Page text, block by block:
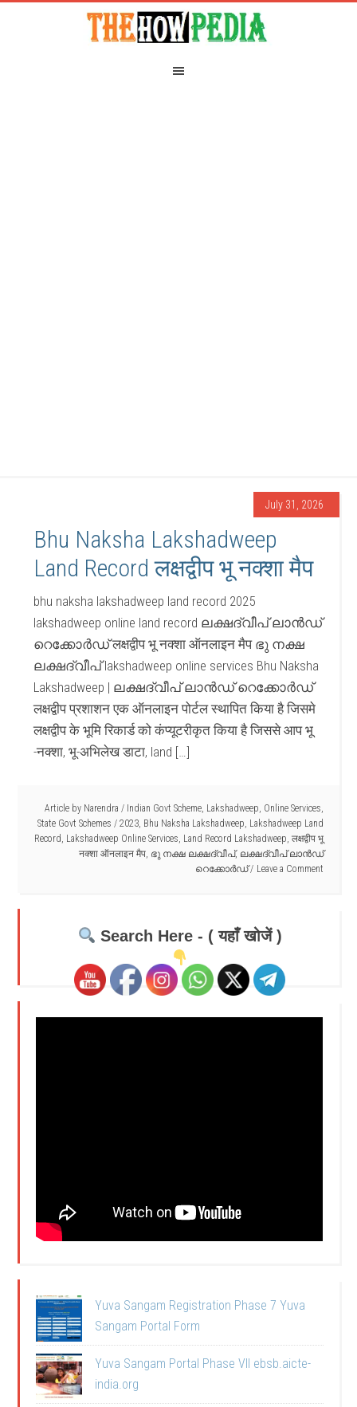
July 31, 2026
Bhu Naksha Lakshadweep
Land Record लक्षद्वीप भू नक्शा मैप
bhu naksha lakshadweep land record 2025
lakshadweep online land record ലക്ഷദ്വീപ് ലാൻഡ്
റെക്കോർഡ് लक्षद्वीप भू नक्शा ऑनलाइन मैप ഭു നക്ഷ
ലക്ഷദ്വീപ് lakshadweep online services Bhu Naksha
Lakshadweep | ലക്ഷദ്വീപ് ലാൻഡ് റെക്കോർഡ്
लक्षद्वीप प्रशाशन एक ऑनलाइन पोर्टल स्थापित किया है जिसमे
लक्षद्वीप के भूमि रिकार्ड को कंप्यूटरीकृत किया है जिससे आप भू
-नक्शा, भू-अभिलेख डाटा, land […]
Article by Narendra / Indian Govt Scheme, Lakshadweep, Online Services,
State Govt Schemes / 2023, Bhu Naksha Lakshadweep, Lakshadweep Land
Record, Lakshadweep Online Services, Land Record Lakshadweep, लक्षद्वीप भू
नक्शा ऑनलाइन मैप, ഭു നക്ഷ ലക്ഷദ്വീപ്, ലക്ഷദ്വീപ് ലാൻഡ്
റെക്കോർഡ്
Leave a Comment
Search Here - ( यहाँ खोजें )
Yuva Sangam Registration Phase 7 Yuva
Sangam Portal Form
Yuva Sangam Portal Phase VII ebsb.aicte-
india.org